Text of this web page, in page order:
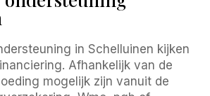
in Schelluinen kijken
Afhankelijk van de
mogelijk zijn vanuit de